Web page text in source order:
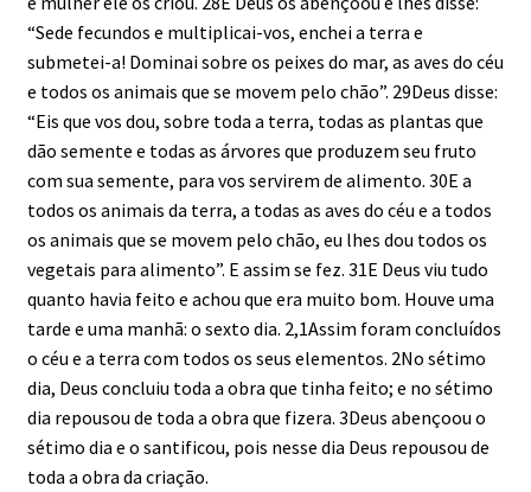
“Sede fecundos e multiplicai-vos, enchei a terra e
submetei-a! Dominai sobre os peixes do mar, as aves do céu
e todos os animais que se movem pelo chão”. 29Deus disse:
“Eis que vos dou, sobre toda a terra, todas as plantas que
dão semente e todas as árvores que produzem seu fruto
com sua semente, para vos servirem de alimento. 30E a
todos os animais da terra, a todas as aves do céu e a todos
os animais que se movem pelo chão, eu lhes dou todos os
vegetais para alimento”. E assim se fez. 31E Deus viu tudo
quanto havia feito e achou que era muito bom. Houve uma
tarde e uma manhã: o sexto dia. 2,1Assim foram concluídos
o céu e a terra com todos os seus elementos. 2No sétimo
dia, Deus concluiu toda a obra que tinha feito; e no sétimo
dia repousou de toda a obra que fizera. 3Deus abençoou o
sétimo dia e o santificou, pois nesse dia Deus repousou de
toda a obra da criação.